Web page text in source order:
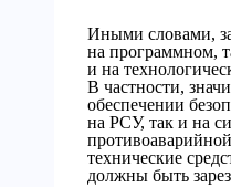
Иными словами,
на программном,
и на
В частности,
обеспечении
на РСУ, так и на
технические
должны быть